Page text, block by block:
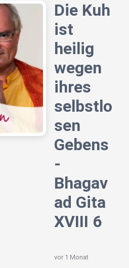
Die Kuh
ist
heilig
wegen
ihres
selbstlo
sen
Gebens
-
Bhagav
ad Gita
XVIII 6
vor 1 Monat